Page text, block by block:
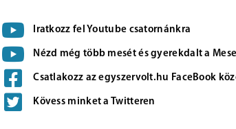
Iratkozz fel Youtube csatornánkra
Nézd még több mesét és gyerekdalt a
Csatlakozz az egyszervolt.hu FaceBook
Kövess minket a Twitteren